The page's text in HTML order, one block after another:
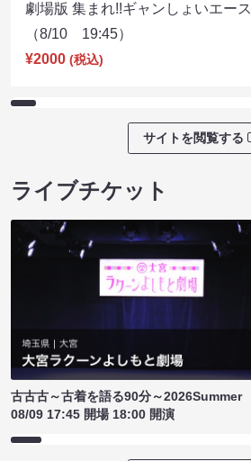
劇場版 集まれ!!ギャンしょいエース
（8/10 19:45）
¥2000 (税込)
サイトを閲覧する
ライブチケット
古古古～古着を語る90分～2026Summer
08/09 17:45 開場 18:00 開演